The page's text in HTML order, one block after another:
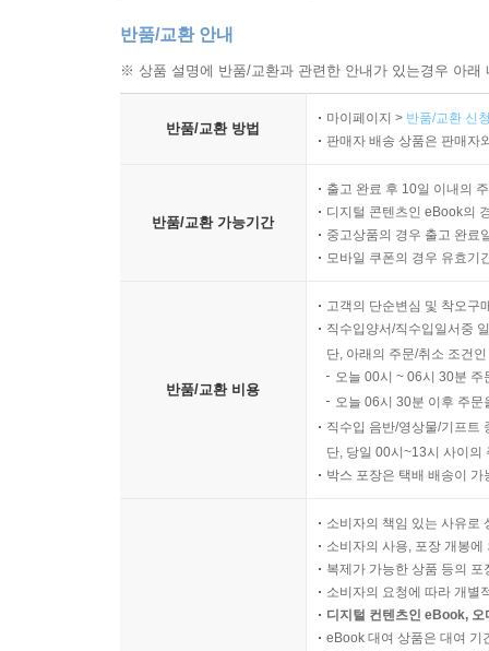
반품/교환 안내
※ 상품 설명에 반품/교환과 관련한 안내가 있는경우 아
반품/교환 방법
마이페이지 > 반품/교환 신
판매자 배송 상품은 판매자
반품/교환 가능기간
출고 완료 후 10일 이내의
디지털 콘텐츠인 eBook의
중고상품의 경우 출고 완료
모바일 쿠폰의 경우 유효기
반품/교환 비용
고객의 단순변심 및 착오구
직수입양서/직수입일서중
단, 아래의 주문/취소 조건
오늘 00시 ~ 06시 30분
오늘 06시 30분 이후 주
직수입 음반/영상물/기프트
단, 당일 00시~13시 사이의
박스 포장은 택배 배송이
소비자의 책임 있는 사유로
소비자의 사용, 포장 개봉
복제가 가능한 상품 등의
소비자의 요청에 따라 개별
디지털 컨텐츠인 eBook,
eBook 대여 상품은 대여 기